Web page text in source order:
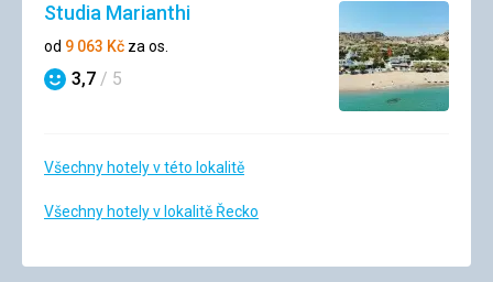
Studia Marianthi
od 9 063 Kč za os.
Hodnocení
3,7 / 5
Všechny hotely v této lokalitě
Všechny hotely v lokalitě Řecko